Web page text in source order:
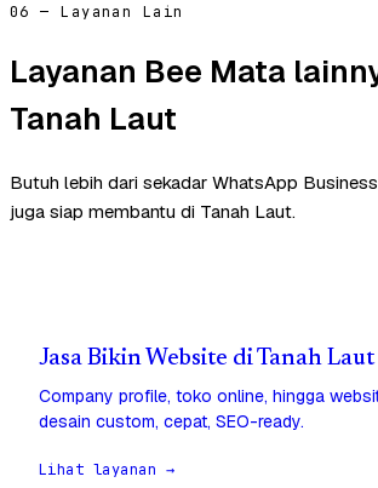
06 — Layanan Lain
Layanan Bee Mata
Tanah Laut
Butuh lebih dari sekadar WhatsApp
juga siap membantu di Tanah Laut.
Jasa Bikin Website di Tanah Laut
Company profile, toko online, hingga
desain custom, cepat, SEO-ready.
Lihat layanan →